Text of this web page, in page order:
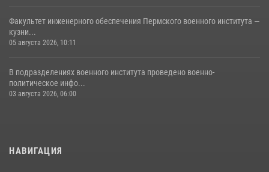
Факультет инженерного обеспечения Пермского военного института —
кузни...
05 августа 2026, 10:11
В подразделениях военного института проведено военно-
политическое инфо...
03 августа 2026, 06:00
НАВИГАЦИЯ